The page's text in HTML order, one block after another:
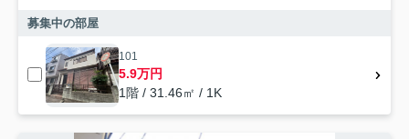
募集中の部屋
101
5.9万円
1階 / 31.46㎡ / 1K